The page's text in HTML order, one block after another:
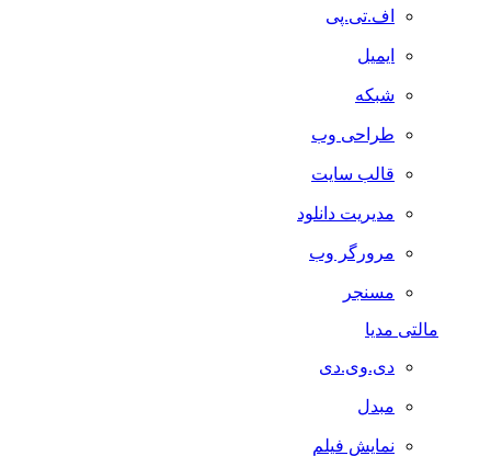
اف.تی.پی
ایمیل
شبکه
طراحی وب
قالب سایت
مدیریت دانلود
مرورگر وب
مسنجر
مالتی مدیا
دی.وی.دی
مبدل
نمایش فیلم